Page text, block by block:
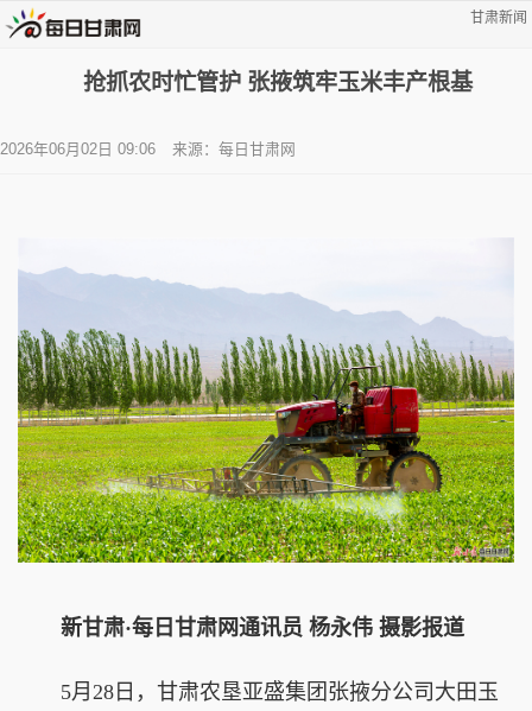
甘肃新闻
抢抓农时忙管护 张掖筑牢玉米丰产根基
2026年06月02日 09:06 来源：每日甘肃网
新甘肃·每日甘肃网通讯员 杨永伟 摄影报道
5月28日，甘肃农垦亚盛集团张掖分公司大田玉